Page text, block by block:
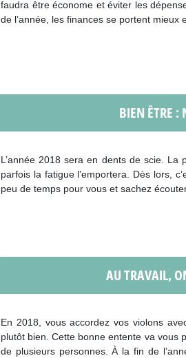
faudra être économe et éviter les
de l’année, les finances se portent
BIEN ÊTRE :
L’année 2018 sera en dents de scie. La
parfois la fatigue l’emportera. Dès lors,
peu de temps pour vous et sachez
AU TRAVAIL,
En 2018, vous accordez vos violons
plutôt bien. Cette bonne entente va vous
de plusieurs personnes. À la fin de